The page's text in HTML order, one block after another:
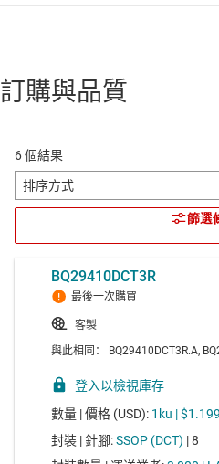
訂購與品質